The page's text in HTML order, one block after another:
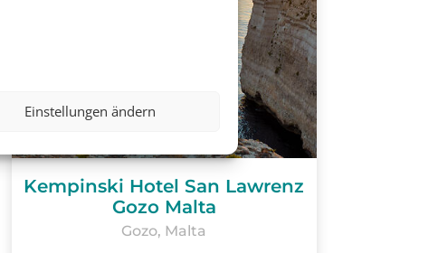
Einstellungen ändern
Kempinski Hotel San Lawrenz
Gozo Malta
Gozo, Malta